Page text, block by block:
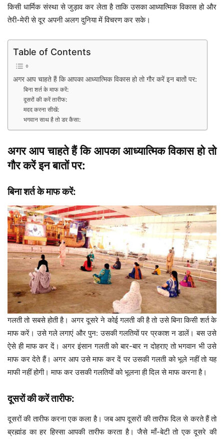
किसी धार्मिक संस्था से जुड़ाव कर लेता है ताकि उसका आध्यात्मिक विकास हो और
तेरी-मेरी से दूर अपनी अलग दुनिया में विचरण कर सके।
Table of Contents
अगर आप चाहते हैं कि आपका आध्यात्मिक विकास हो तो गौर करें इन बातों पर:
बिना शर्त के माफ करें:
दूसरों की करें तारीफ:
मदद करना सीखें:
भगवान साथ है तो डर कैसा:
अगर आप चाहते हैं कि आपका आध्यात्मिक विकास हो तो
गौर करें इन बातों पर:
बिना शर्त के माफ करें:
गलती तो सबसे होती है। अगर दूसरे ने कोई गलती की है तो उसे बिना किसी शर्त के
माफ करें। उसे गले लगाएं और पुन: उसकी गलतियों पर प्रकाश न डालें। बस उसे
ऐसे ही माफ कर दें। अगर इंसान गलती को बार-बार न दोहराए तो भगवान भी उसे
माफ कर देते हैं। अगर आप उसे माफ कर दें पर उसकी गलती को भूले नहीं तो यह
माफी नहीं होगी। माफ कर उसकी गलतियों को भूलना ही दिल से माफ करना है।
दूसरों की करें तारीफ:
दूसरों की तारीफ करना एक कला है। जब आप दूसरों की तारीफ दिल से करते हैं तो
ब्रह्मांड का हर हिस्सा आपकी तारीफ करता है। जैसे माँ-बेटी तो एक दूसरे की